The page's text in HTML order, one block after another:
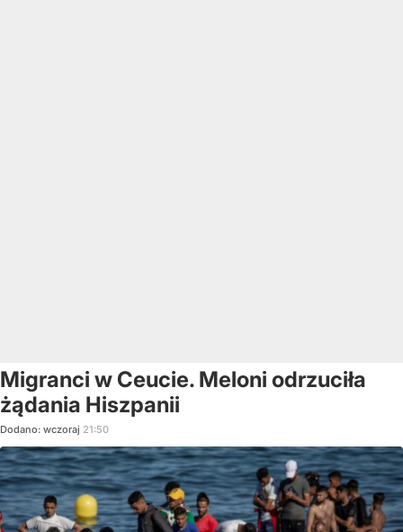
Migranci w Ceucie. Meloni odrzuciła
żądania Hiszpanii
Dodano: wczoraj 21:50